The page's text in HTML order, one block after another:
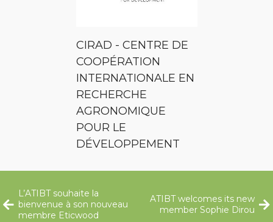
CIRAD - CENTRE DE
COOPÉRATION
INTERNATIONALE EN
RECHERCHE
AGRONOMIQUE
POUR LE
DÉVELOPPEMENT
L’ATIBT souhaite la
bienvenue à son nouveau
membre Eticwood
ATIBT welcomes its new
member Sophie Dirou